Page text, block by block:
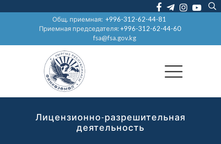
Общ. приемная:+996-312-62-44-81
Приемная председателя:+996-312-62-44-60
fsa@fsa.gov.kg
Лицензионно-разрешительная
деятельность